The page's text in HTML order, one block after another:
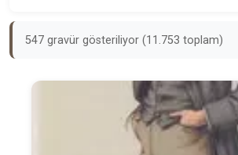
547 gravür gösteriliyor (11.753 toplam)